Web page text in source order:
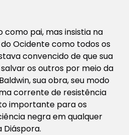
como pai, mas insistia na
Ocidente como todos os
convencido de que sua
os outros por meio da
sua obra, seu modo
corrente de resistência
importante para os
negra em qualquer
Diáspora.